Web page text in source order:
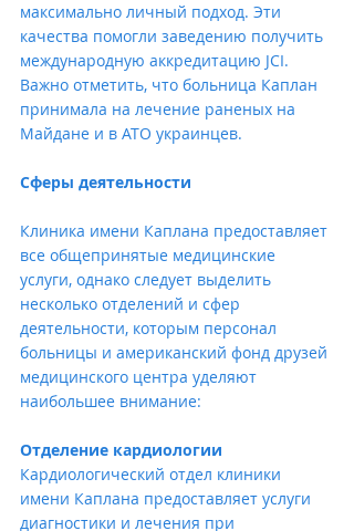
максимально личный подход. Эти
качества помогли заведению получить
международную аккредитацию JCI.
Важно отметить, что больница Каплан
принимала на лечение раненых на
Майдане и в АТО украинцев.
Сферы деятельности
Клиника имени Каплана предоставляет
все общепринятые медицинские
услуги, однако следует выделить
несколько отделений и сфер
деятельности, которым персонал
больницы и американский фонд друзей
медицинского центра уделяют
наибольшее внимание:
Отделение кардиологии
Кардиологический отдел клиники
имени Каплана предоставляет услуги
диагностики и лечения при